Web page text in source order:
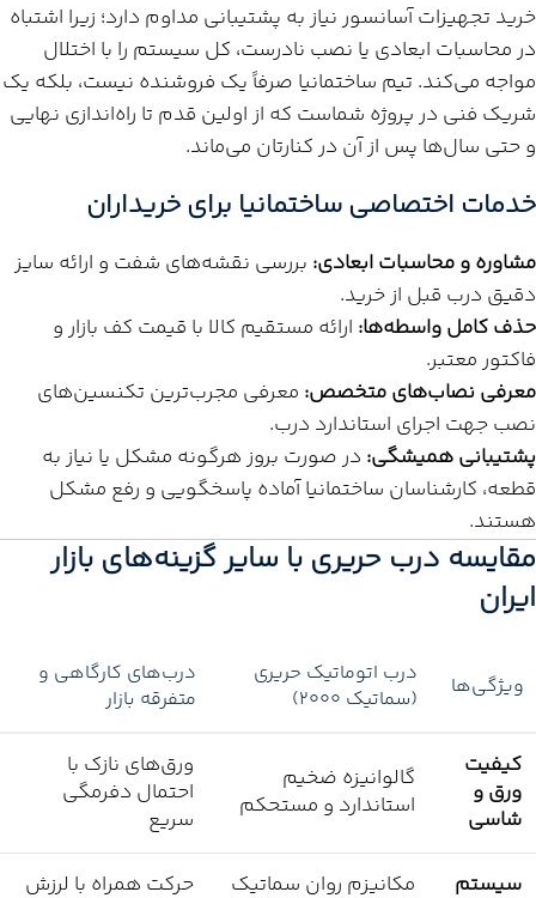
خرید تجهیزات آسانسور نیاز به پشتیبانی مداوم دارد؛ زیرا اشتباه
در محاسبات ابعادی یا نصب نادرست، کل سیستم را با اختلال
مواجه می‌کند. تیم ساختمانیا صرفاً یک فروشنده نیست، بلکه یک
شریک فنی در پروژه شماست که از اولین قدم تا راه‌اندازی نهایی
و حتی سال‌ها پس از آن در کنارتان می‌ماند.
خدمات اختصاصی ساختمانیا برای خریداران
مشاوره و محاسبات ابعادی: بررسی نقشه‌های شفت و ارائه سایز
دقیق درب قبل از خرید.
حذف کامل واسطه‌ها: ارائه مستقیم کالا با قیمت کف بازار و
فاکتور معتبر.
معرفی نصاب‌های متخصص: معرفی مجرب‌ترین تکنسین‌های
نصب جهت اجرای استاندارد درب.
پشتیبانی همیشگی: در صورت بروز هرگونه مشکل یا نیاز به
قطعه، کارشناسان ساختمانیا آماده پاسخگویی و رفع مشکل
هستند.
مقایسه درب حریری با سایر گزینه‌های بازار
ایران
ویژگی‌ها
درب اتوماتیک حریری
(سماتیک ۲۰۰۰)
درب‌های کارگاهی و
متفرقه بازار
کیفیت
ورق و
شاسی
گالوانیزه ضخیم
استاندارد و مستحکم
ورق‌های نازک با
احتمال دفرمگی
سریع
سیستم
مکانیزم روان سماتیک
حرکت همراه با لرزش